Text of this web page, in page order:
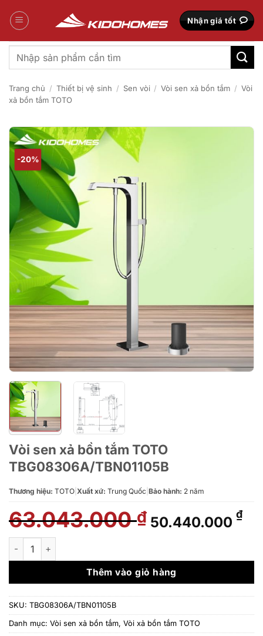
qua
Nhận giá tốt
Tìm
kiếm:
Trang chủ / Thiết bị vệ sinh / Sen vòi / Vòi sen xả bồn tắm / Vòi
xả bồn tắm TOTO
-20%
Vòi sen xả bồn tắm TOTO
TBG08306A/TBN01105B
Thương hiệu: TOTO Xuất xứ: Trung Quốc Bảo hành: 2 năm
63.043.000₫ Giá
gốc
63.043.000 ₫.
50.440.000 ₫
là:
Vòi sen xả bồn tắm TOTO TBG08306A/TBN01105B số lượng
Thêm vào giỏ hàng
SKU: TBG08306A/TBN01105B
Danh mục: Vòi sen xả bồn tắm, Vòi xả bồn tắm TOTO